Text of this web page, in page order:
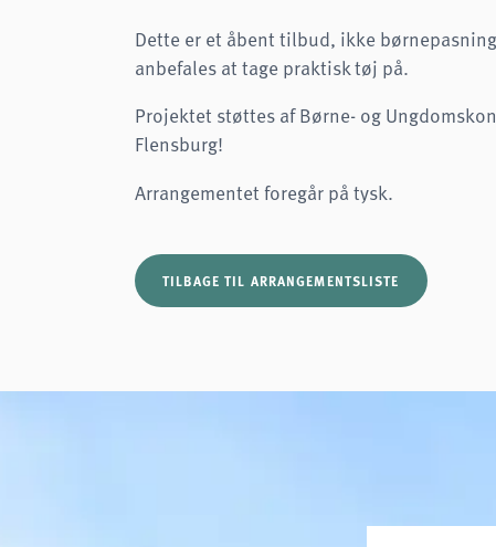
Dette er et åbent tilbud, ikke
anbefales at tage praktisk tøj på.
Projektet støttes af Børne- og
Flensburg!
Arrangementet foregår på tysk.
TILBAGE TIL ARRANGEMENTSLISTE